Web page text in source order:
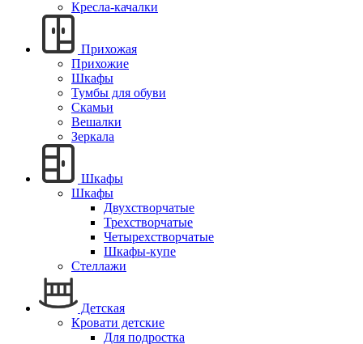
Кресла-качалки
Прихожая
Прихожие
Шкафы
Тумбы для обуви
Скамьи
Вешалки
Зеркала
Шкафы
Шкафы
Двухстворчатые
Трехстворчатые
Четырехстворчатые
Шкафы-купе
Стеллажи
Детская
Кровати детские
Для подростка